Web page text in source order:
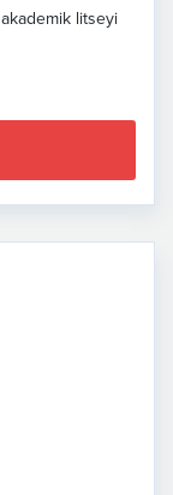
litseyi